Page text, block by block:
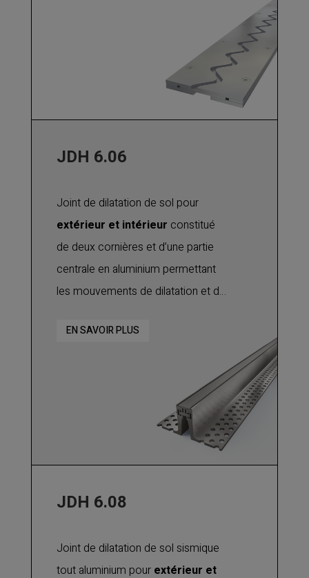
des systèmes automatisés et pour
JDH 6.06
Joint de dilatation de sol pour
extérieur et intérieur constitué
de deux cornières et d’une partie
centrale en aluminium permettant
les mouvements de dilatation et de
type de finition : béton, chape,
intérieur ou extérieur jusqu'à 20 mm.
trafic lourdde
chariots élévateurs à pneus,
camions, transpalettes et à un trafic
intensif de véhicules légers.
EN SAVOIR PLUS
JDH 6.08
Joint de dilatation de sol sismique
tout aluminium pour extérieur et